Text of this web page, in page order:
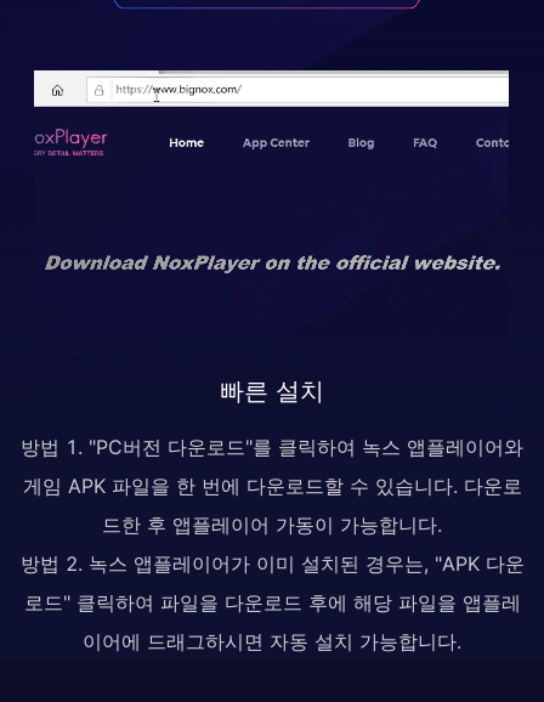
빠른 설치
방법 1. "PC버전 다운로드"를 클릭하여 녹스 앱플레이어와
게임 APK 파일을 한 번에 다운로드할 수 있습니다. 다운로
드한 후 앱플레이어 가동이 가능합니다.
방법 2. 녹스 앱플레이어가 이미 설치된 경우는, "APK 다운
로드" 클릭하여 파일을 다운로드 후에 해당 파일을 앱플레
이어에 드래그하시면 자동 설치 가능합니다.